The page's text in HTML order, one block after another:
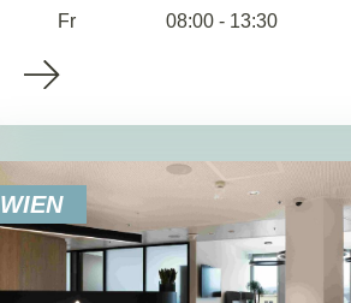
Fr
08:00 - 13:30
WIEN